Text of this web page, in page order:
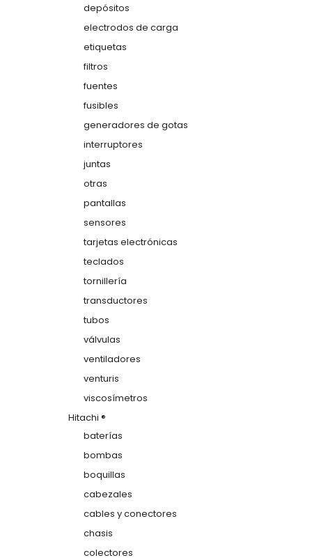
depósitos
electrodos de carga
etiquetas
filtros
fuentes
fusibles
generadores de gotas
interruptores
juntas
otras
pantallas
sensores
tarjetas electrónicas
teclados
tornillería
transductores
tubos
válvulas
ventiladores
venturis
viscosímetros
Hitachi ®
baterías
bombas
boquillas
cabezales
cables y conectores
chasis
colectores